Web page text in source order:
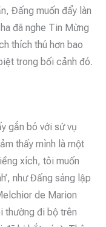
Đấng muốn đẩy làn
đã nghe Tin Mừng
thích thú hơn bao
trong bối cảnh đó.
gắn bó với sứ vụ
thấy mình là một
xích, tôi muốn
như Đấng sáng lập
de Marion
thường đi bộ trên